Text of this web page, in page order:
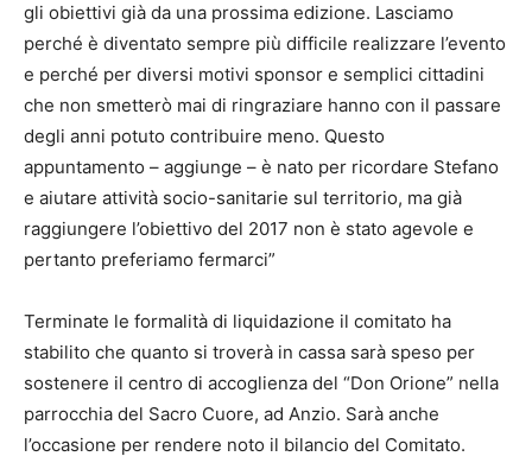
gli obiettivi già da una prossima edizione. Lasciamo
perché è diventato sempre più difficile realizzare l’evento
e perché per diversi motivi sponsor e semplici cittadini
che non smetterò mai di ringraziare hanno con il passare
degli anni potuto contribuire meno. Questo
appuntamento – aggiunge – è nato per ricordare Stefano
e aiutare attività socio-sanitarie sul territorio, ma già
raggiungere l’obiettivo del 2017 non è stato agevole e
pertanto preferiamo fermarci”
Terminate le formalità di liquidazione il comitato ha
stabilito che quanto si troverà in cassa sarà speso per
sostenere il centro di accoglienza del “Don Orione” nella
parrocchia del Sacro Cuore, ad Anzio. Sarà anche
l’occasione per rendere noto il bilancio del Comitato.